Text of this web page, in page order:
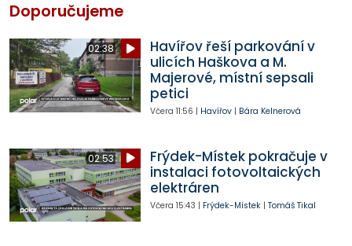
Doporučujeme
02:38
Havířov řeší parkování v
ulicích Haškova a M.
Majerové, místní sepsali
petici
Včera 11:56 | Havířov| Bára Kelnerová
02:53
Frýdek-Místek pokračuje v
instalaci fotovoltaických
elektráren
Včera 15:43 | Frýdek-Místek| Tomáš Tikal